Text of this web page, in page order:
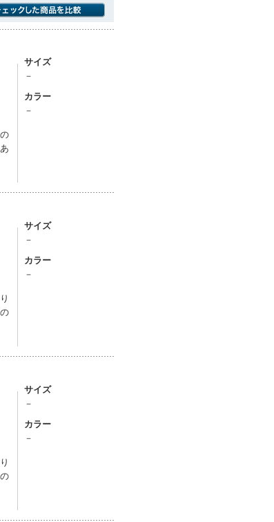
サイズ
－
カラー
－
サイズ
－
カラー
－
サイズ
－
カラー
－